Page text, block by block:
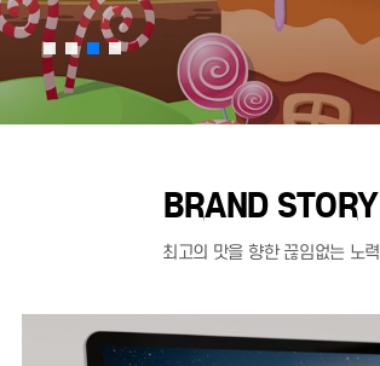
BRAND STORY
최고의 맛을 향한 끊임없는 노력